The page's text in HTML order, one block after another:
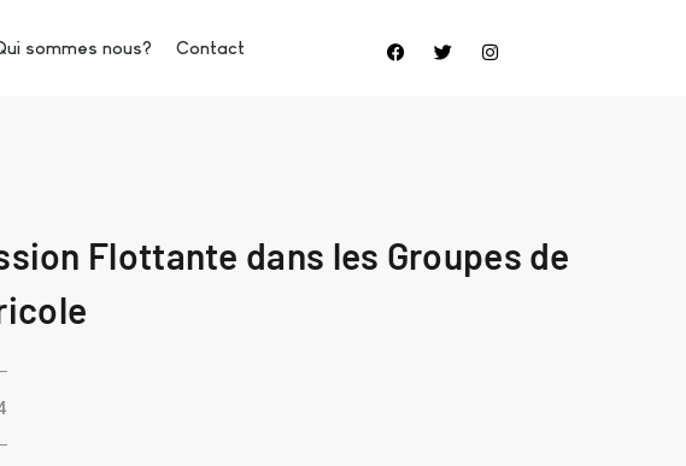
sommes nous? Contact
Flottante dans les Groupes de